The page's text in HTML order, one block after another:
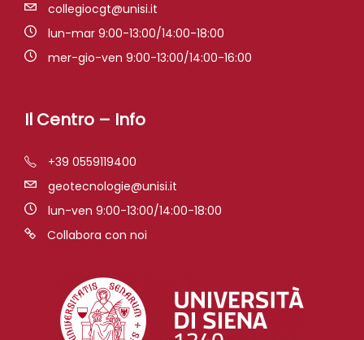
collegiocgt@unisi.it
lun-mar 9:00-13:00/14:00-18:00
mer-gio-ven 9:00-13:00/14:00-16:00
Il Centro – Info
+39 0559119400
geotecnologie@unisi.it
lun-ven 9:00-13:00/14:00-18:00
Collabora con noi